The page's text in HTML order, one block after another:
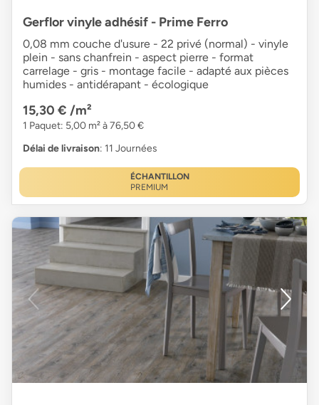
Gerflor vinyle adhésif - Prime Ferro
0,08 mm couche d'usure - 22 privé (normal) - vinyle
plein - sans chanfrein - aspect pierre - format
carrelage - gris - montage facile - adapté aux pièces
humides - antidérapant - écologique
15,30 € /m²
1 Paquet: 5,00 m² à 76,50 €
Délai de livraison: 11 Journées
ÉCHANTILLON
PREMIUM